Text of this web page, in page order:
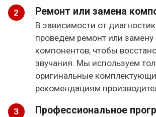
Ремонт или замена
В зависимости от
проведем ремонт или
компонентов, чтобы
звучания. Мы используем
оригинальные
рекомендациям
Профессиональное